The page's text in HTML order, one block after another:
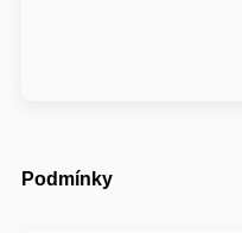
Podmínky